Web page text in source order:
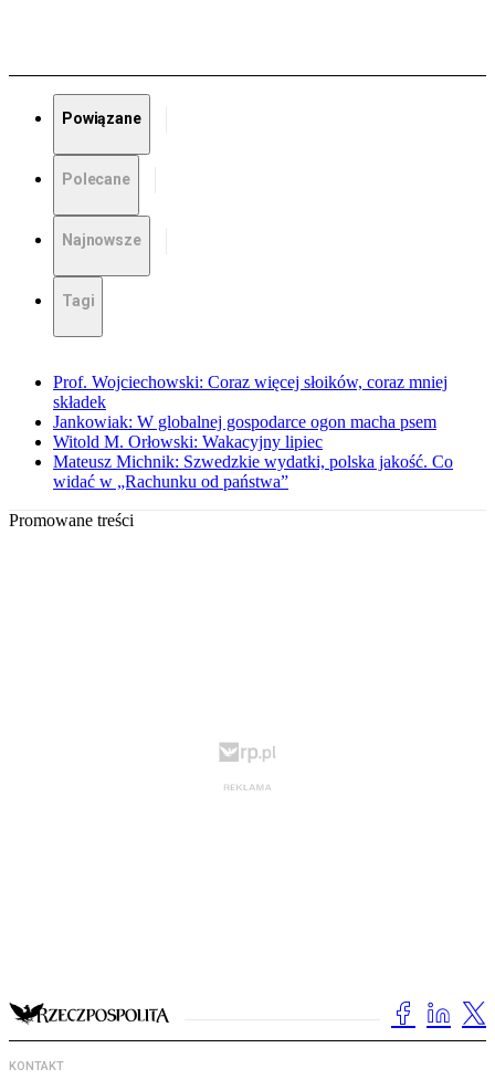
Powiązane
Polecane
Najnowsze
Tagi
Prof. Wojciechowski: Coraz więcej słoików, coraz mniej
składek
Jankowiak: W globalnej gospodarce ogon macha psem
Witold M. Orłowski: Wakacyjny lipiec
Mateusz Michnik: Szwedzkie wydatki, polska jakość. Co
widać w „Rachunku od państwa”
Promowane treści
KONTAKT